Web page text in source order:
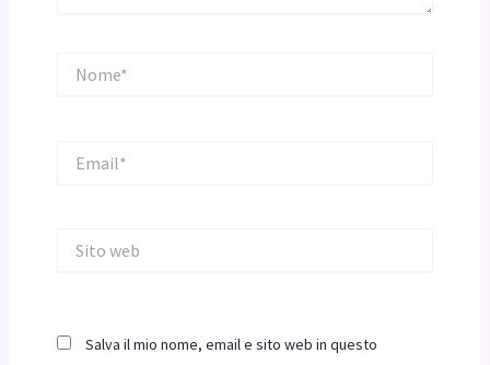
web
Salva il mio nome, email e sito web in questo